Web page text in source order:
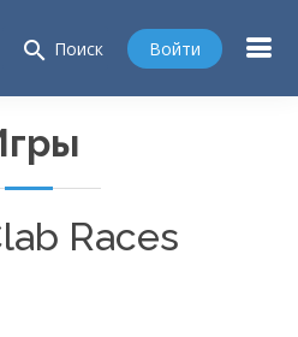
search Поиск Войти
Races